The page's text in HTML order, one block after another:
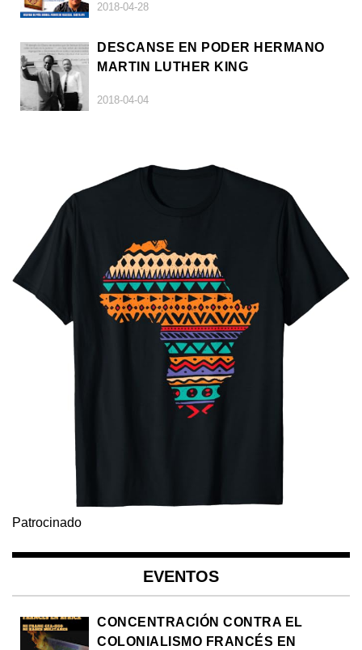
2018-04-28
DESCANSE EN PODER HERMANO
MARTIN LUTHER KING
2018-04-04
Patrocinado
EVENTOS
CONCENTRACIÓN CONTRA EL
COLONIALISMO FRANCÉS EN